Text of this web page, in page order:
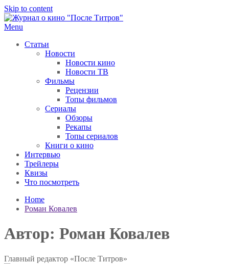
Skip to content
Menu
Статьи
Новости
Новости кино
Новости ТВ
Фильмы
Рецензии
Топы фильмов
Сериалы
Обзоры
Рекапы
Топы сериалов
Книги о кино
Интервью
Трейлеры
Квизы
Что посмотреть
Home
Роман Ковалев
Автор: Роман Ковалев
Главный редактор «После Титров»